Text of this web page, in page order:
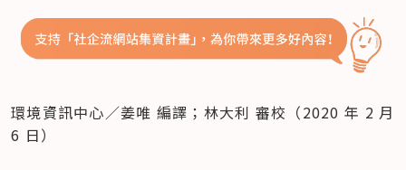
環境資訊中心／姜唯 編譯；林大利 審校（2020 年 2 月
6 日）